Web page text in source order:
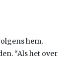
hem,
“Als het over